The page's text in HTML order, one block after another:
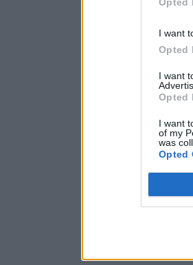
I want
Opted
I want
Opted
I want
of my
was
Opted